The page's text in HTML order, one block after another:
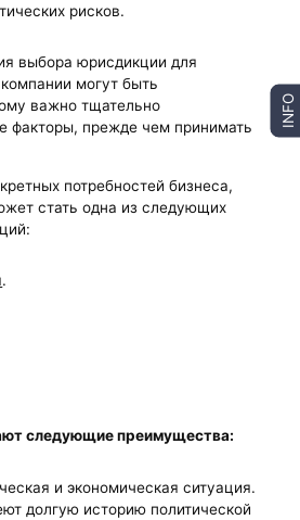
рисков.
выбора юрисдикции для
могут быть
важно тщательно
факторы, прежде чем принимать
потребностей бизнеса,
стать одна из следующих
.
следующие преимущества:
и экономическая ситуация.
долгую историю политической
INFO